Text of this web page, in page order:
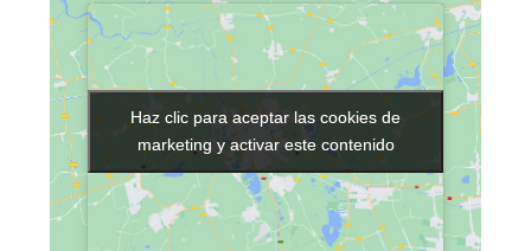
Haz clic para aceptar las cookies de
marketing y activar este contenido
Haz clic para aceptar las cookies de
marketing y activar este contenido